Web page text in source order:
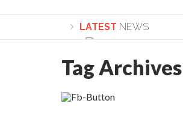
LATEST NEWS
Lepădarea de sine și
Tag